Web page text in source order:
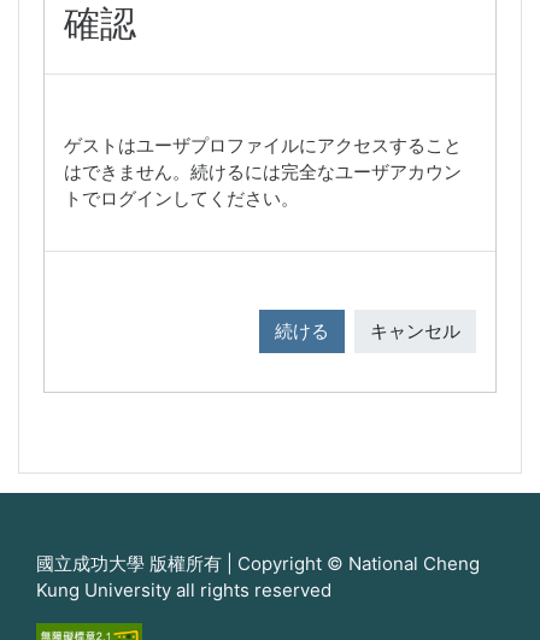
確認
ゲストはユーザプロファイルにアクセスすること
はできません。続けるには完全なユーザアカウン
トでログインしてください。
続ける キャンセル
國立成功大學 版權所有 | Copyright © National Cheng
Kung University all rights reserved